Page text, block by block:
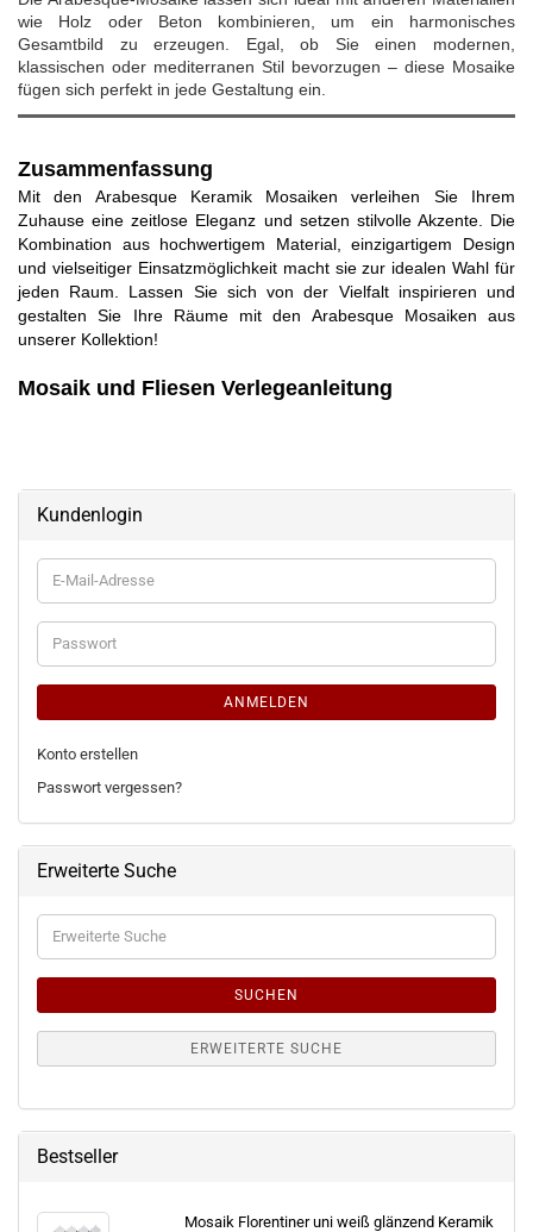
wie Holz oder Beton kombinieren, um ein harmonisches
Gesamtbild zu erzeugen. Egal, ob Sie einen modernen,
klassischen oder mediterranen Stil bevorzugen – diese Mosaike
fügen sich perfekt in jede Gestaltung ein.
Zusammenfassung
Mit den Arabesque Keramik Mosaiken verleihen Sie Ihrem
Zuhause eine zeitlose Eleganz und setzen stilvolle Akzente. Die
Kombination aus hochwertigem Material, einzigartigem Design
und vielseitiger Einsatzmöglichkeit macht sie zur idealen Wahl für
jeden Raum. Lassen Sie sich von der Vielfalt inspirieren und
gestalten Sie Ihre Räume mit den Arabesque Mosaiken aus
unserer Kollektion!
Mosaik und Fliesen Verlegeanleitung
Kundenlogin
E-
Mail-
Adresse
Passwort
ANMELDEN
Konto erstellen
Passwort vergessen?
Erweiterte Suche
Erweiterte
Suche
SUCHEN
ERWEITERTE SUCHE
Bestseller
Mosaik Florentiner uni weiß glänzend Keramik